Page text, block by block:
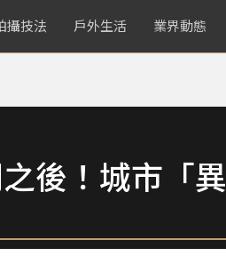
攝技法 戶外生活 業界動態
之後！城市「